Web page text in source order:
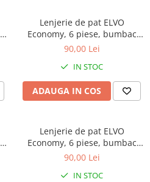
Lenjerie de pat ELVO
Economy, 6 piese, bumbac
policoton, alba, cu flori roz
90,00 Lei
IN STOC
ADAUGA IN COS
Lenjerie de pat ELVO
Economy, 6 piese, bumbac
policoton, gri, cu flori albe
90,00 Lei
IN STOC